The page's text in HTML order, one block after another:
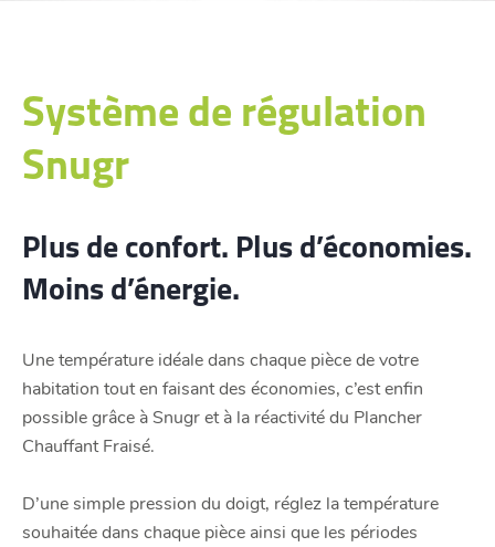
Système de régulation
Snugr
Plus de confort. Plus d’économies.
Moins d’énergie.
Une température idéale dans chaque pièce de votre
habitation tout en faisant des économies, c’est enfin
possible grâce à Snugr et à la réactivité du Plancher
Chauffant Fraisé.
D’une simple pression du doigt, réglez la température
souhaitée dans chaque pièce ainsi que les périodes